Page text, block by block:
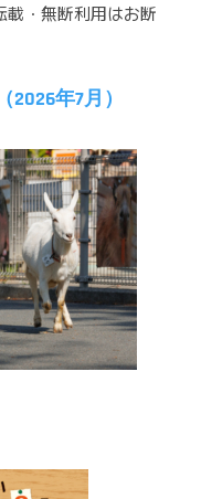
載・無断利用はお断
年7月）